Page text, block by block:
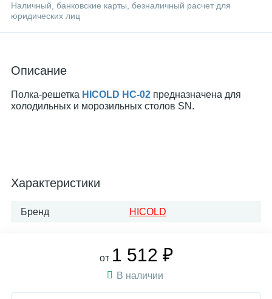
Наличный, банковские карты, безналичный расчет для
юридических лиц
Описание
Полка-решетка HICOLD НC-02 предназначена для
холодильных и морозильных столов SN.
Характеристики
Бренд HICOLD
от 1 512 ₽
В наличии